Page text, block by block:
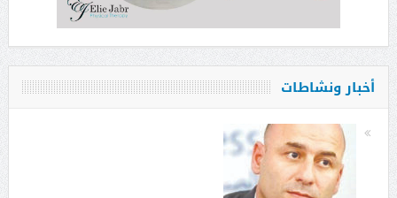
أخبار ونشاطات